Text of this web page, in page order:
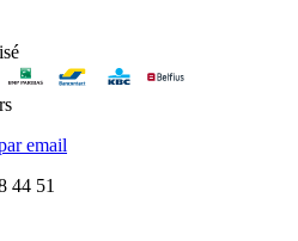
email
44 51